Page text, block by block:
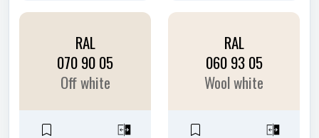
RAL
070 90 05
Off white
RAL
060 93 05
Wool white